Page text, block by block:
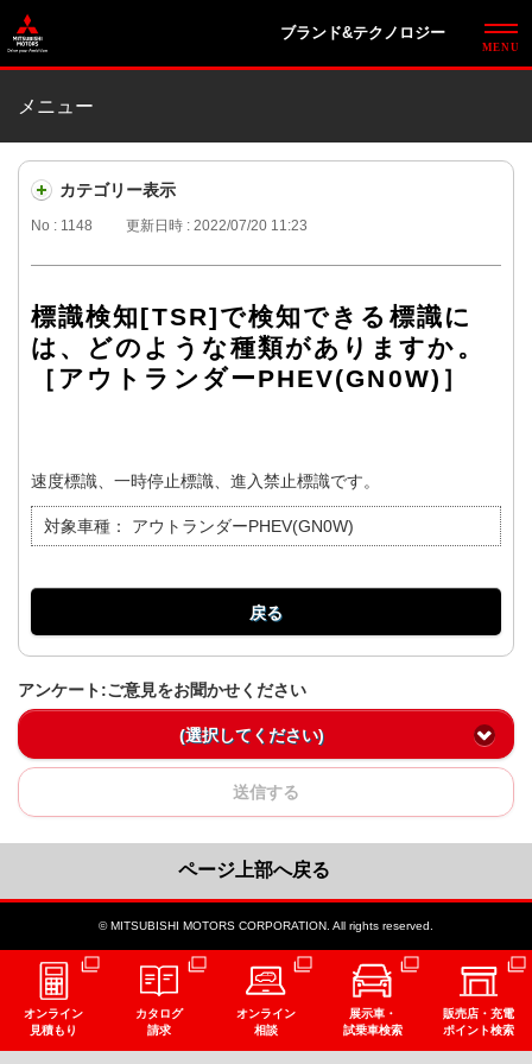
ブランド&テクノロジー
メニュー
カテゴリー表示
No : 1148 更新日時 : 2022/07/20 11:23
標識検知[TSR]で検知できる標識に
は、どのような種類がありますか。
［アウトランダーPHEV(GN0W)］
速度標識、一時停止標識、進入禁止標識です。
対象車種： アウトランダーPHEV(GN0W)
戻る
アンケート:ご意見をお聞かせください
(選択してください)
送信する
ページ上部へ戻る
© MITSUBISHI MOTORS CORPORATION. All rights reserved.
オンライン
見積もり
カタログ
請求
オンライン
相談
展示車・
試乗車検索
販売店・充電
ポイント検索